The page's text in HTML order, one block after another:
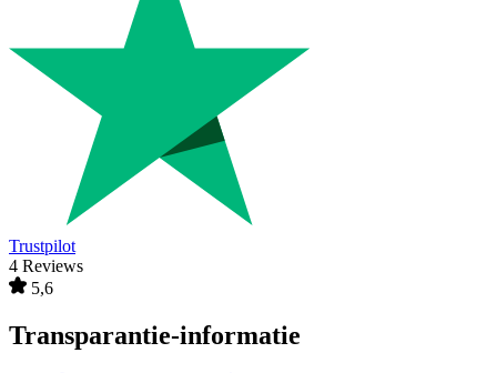
Trustpilot
4 Reviews
5,6
Transparantie-informatie